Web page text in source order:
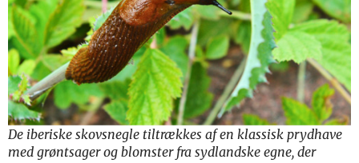
De iberiske skovsnegle tiltrækkes af en klassisk prydhave
med grøntsager og blomster fra sydlandske egne, der